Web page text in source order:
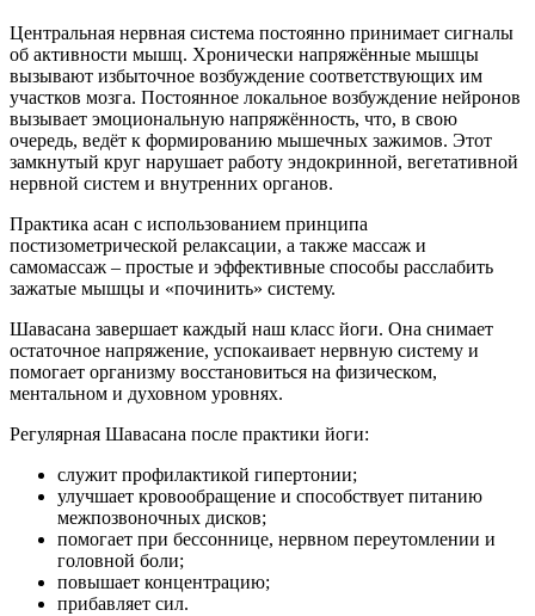
Центральная нервная система постоянно принимает сигналы
об активности мышц. Хронически напряжённые мышцы
вызывают избыточное возбуждение соответствующих им
участков мозга. Постоянное локальное возбуждение нейронов
вызывает эмоциональную напряжённость, что, в свою
очередь, ведёт к формированию мышечных зажимов. Этот
замкнутый круг нарушает работу эндокринной, вегетативной
нервной систем и внутренних органов.
Практика асан с использованием принципа
постизометрической релаксации, а также массаж и
самомассаж – простые и эффективные способы расслабить
зажатые мышцы и «починить» систему.
Шавасана завершает каждый наш класс йоги. Она снимает
остаточное напряжение, успокаивает нервную систему и
помогает организму восстановиться на физическом,
ментальном и духовном уровнях.
Регулярная Шавасана после практики йоги:
служит профилактикой гипертонии;
улучшает кровообращение и способствует питанию
межпозвоночных дисков;
помогает при бессоннице, нервном переутомлении и
головной боли;
повышает концентрацию;
прибавляет сил.